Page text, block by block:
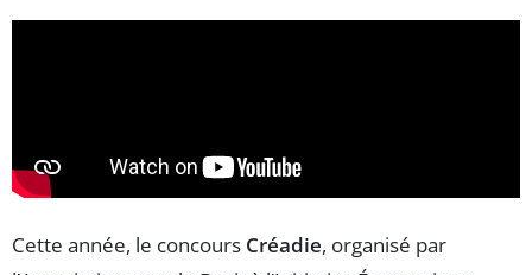
Cette année, le concours Créadie, organisé par